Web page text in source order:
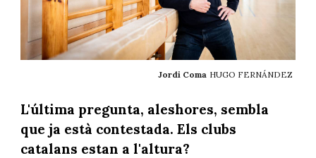
Jordi Coma HUGO FERNÁNDEZ
L'última pregunta, aleshores, sembla
que ja està contestada. Els clubs
catalans estan a l'altura?